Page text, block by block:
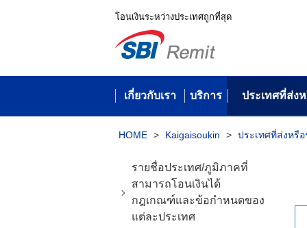
โอนเงินระหว่างประเทศถูกที่สุด
เกี่ยวกับเรา บริการ ประเทศที่ส่ง
HOME > Kaigaisoukin > ประเทศที่ส่งหรื
รายชื่อประเทศ/ภูมิภาคที่
สามารถโอนเงินได้
กฎเกณฑ์และข้อกำหนดของ
แต่ละประเทศ